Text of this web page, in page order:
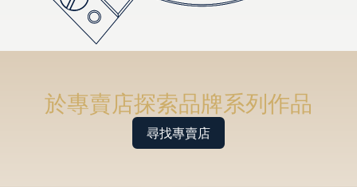
於專賣店探索品牌系列作品
尋找專賣店